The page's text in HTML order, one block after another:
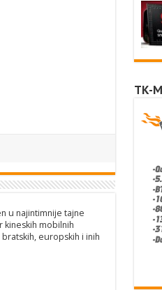
u najintimnije tajne
kineskih mobilnih
europskih i inih
TK-